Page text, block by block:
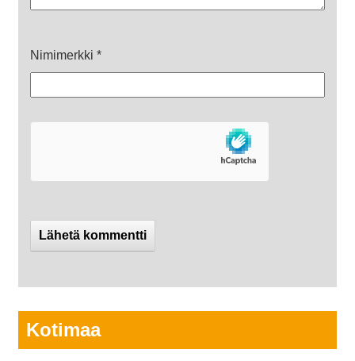
Nimimerkki *
Kotimaa